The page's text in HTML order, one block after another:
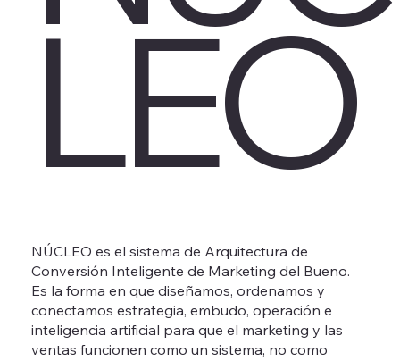
LEO
NÚCLEO es el sistema de Arquitectura de
Conversión Inteligente de Marketing del Bueno.
Es la forma en que diseñamos, ordenamos y
conectamos estrategia, embudo, operación e
inteligencia artificial para que el marketing y las
ventas funcionen como un sistema, no como